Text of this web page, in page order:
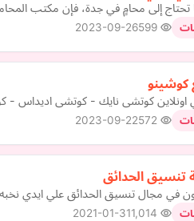
تحتاج إلى محامٍ في جدة، فإن مكتب
2023-09-26
كوشينو
اونلاين كوتشى نايك - كوتشى اديداس -
2023-09-22
تنسيق الحدائق
في مجال تنسيق الحدائق علي ايدي
2021-01-31